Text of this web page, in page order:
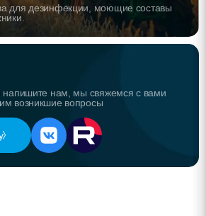
для дезинфекции, моющие составы
напишите нам, мы свяжемся с вами
возникшие вопросы